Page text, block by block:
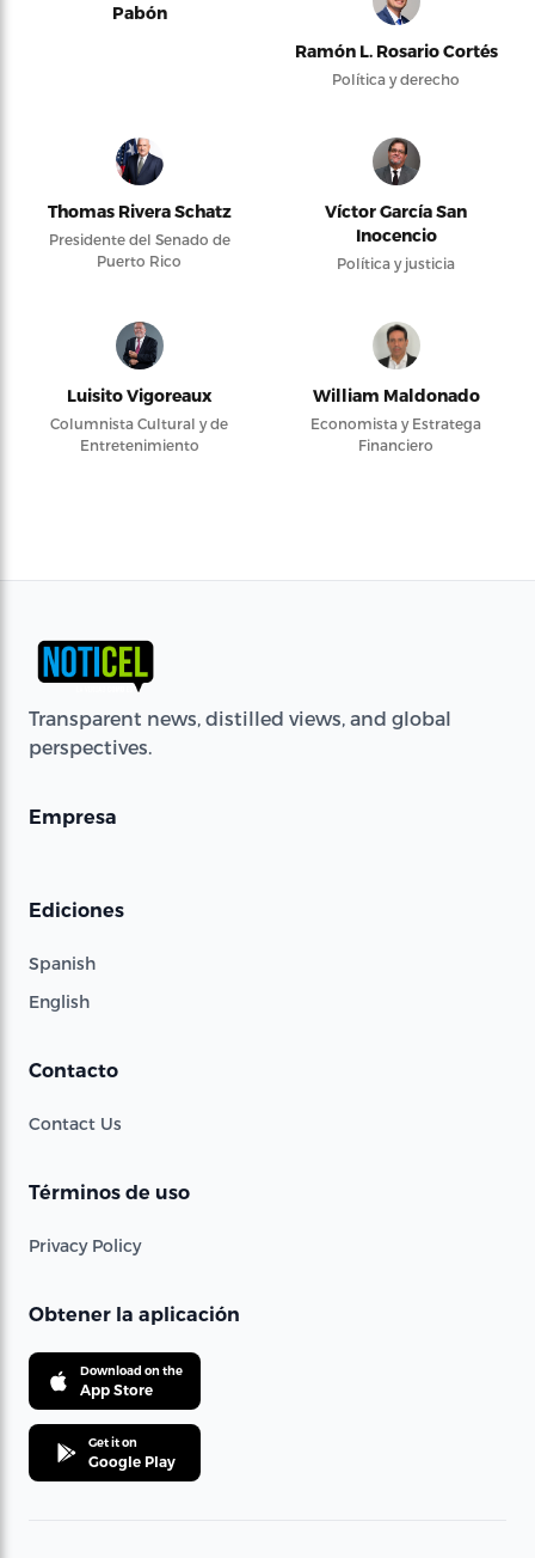
Pabón
Ramón L. Rosario Cortés
Política y derecho
Thomas Rivera Schatz
Presidente del Senado de
Puerto Rico
Víctor García San
Inocencio
Política y justicia
Luisito Vigoreaux
Columnista Cultural y de
Entretenimiento
William Maldonado
Economista y Estratega
Financiero
Transparent news, distilled views, and global
perspectives.
Empresa
Ediciones
Spanish
English
Contacto
Contact Us
Términos de uso
Privacy Policy
Obtener la aplicación
Download on the
App Store
Get it on
Google Play